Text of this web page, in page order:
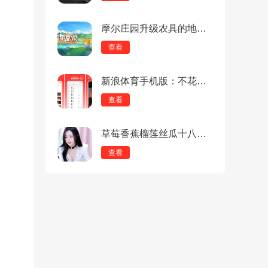
摩尔庄园升级农具的地方在哪？摩尔庄园升级农具的地方介绍
查看
新浪体育手机版：不花钱的数据同步APP，随时畅想！
查看
草莓香蕉榴莲丝瓜十八岁可以吃吗？烂俗游戏体验背后的真相！
查看